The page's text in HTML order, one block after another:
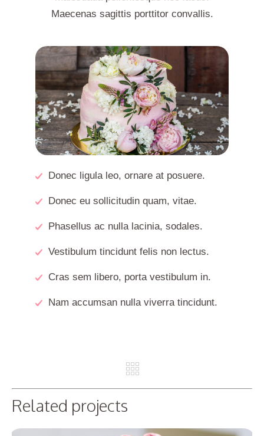
Maecenas sagittis porttitor convallis.
Donec ligula leo, ornare at posuere.
Donec eu sollicitudin quam, vitae.
Phasellus ac nulla lacinia, sodales.
Vestibulum tincidunt felis non lectus.
Cras sem libero, porta vestibulum in.
Nam accumsan nulla viverra tincidunt.
Related projects